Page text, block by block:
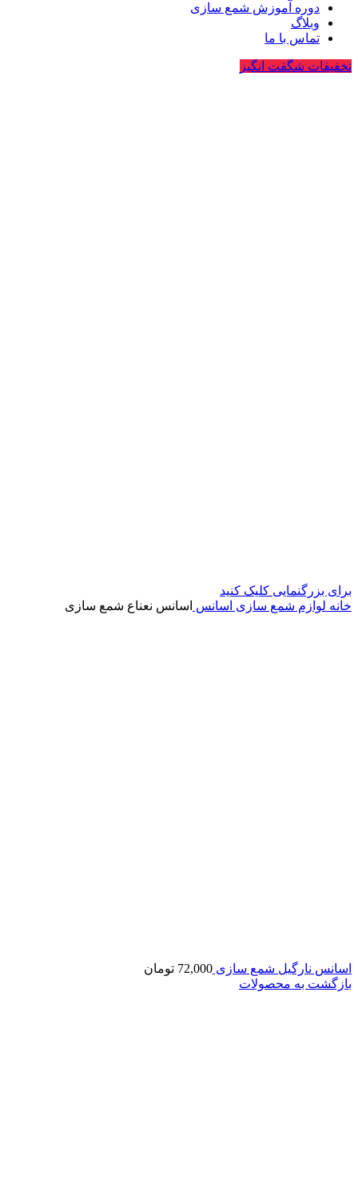
دوره آموزش شمع سازی
وبلاگ
تماس با ما
تخفیفات شگفت انگیز
برای بزرگنمایی کلیک کنید
خانه لوازم شمع سازی اسانس اسانس نعناع شمع سازی
اسانس نارگیل شمع سازی 72,000 تومان
بازگشت به محصولات